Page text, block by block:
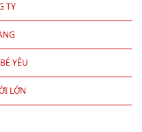
TY
YÊU
LỚN